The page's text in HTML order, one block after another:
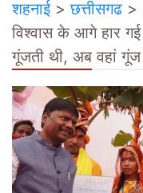
शहनाई>छत्तीसगढ >
विश्वास के आगे हार
गूंजती थी, अब वहां गूंज